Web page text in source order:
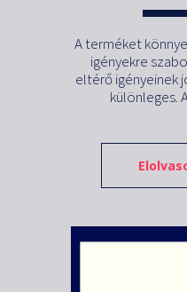
A terméket
igényekre
eltérő igényeinek
különleges.